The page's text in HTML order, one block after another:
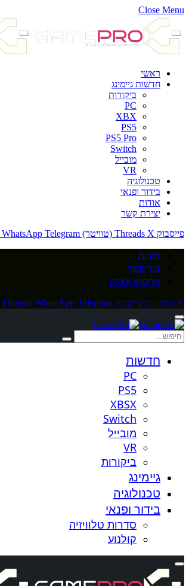
Close Menu
ראשי
חדשות גיימינג
ביקורות
PC
XBX
PS5
PS5 Pro
Switch
מובייל
VR
טכנולוגיה
בידור ופנאי
אודות
יצירת קשר
פייסבוק
Threads X (טוויטר) WhatsApp Telegram
אודות
צור קשר
פרסמו אצלנו
X (טוויטר) פייסבוק Threads WhatsApp Telegram
חדשות
PC
PS5
XBSX
Switch
מובייל
VR
ביקורות
גיימינג
טכנולוגיה
בידור ופנאי
סדרות טלוויזיה
קולנוע